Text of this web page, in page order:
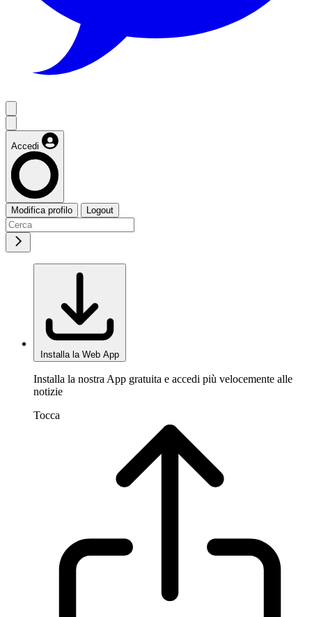
Accedi
Modifica profilo Logout
Installa la Web App
Installa la nostra App gratuita e accedi più velocemente alle
notizie
Tocca